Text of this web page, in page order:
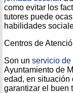
como evitar los
tutores puede
habilidades
Centros de
Son un servicio
Ayuntamiento de
edad, en situación
garantizar el buen